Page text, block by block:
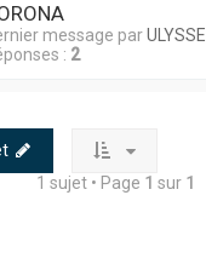
message parULYSSE
: 2
1 sujet • Page 1 sur 1